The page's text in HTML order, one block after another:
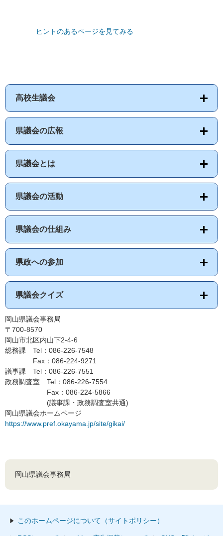
ヒントのあるページを見てみる
高校生議会
県議会の広報
県議会とは
県議会の活動
県議会の仕組み
県政への参加
県議会クイズ
岡山県議会事務局
〒700-8570
岡山市北区内山下2-4-6
総務課 Tel：086-226-7548
Fax：086-224-9271
議事課 Tel：086-226-7551
政務調査室 Tel：086-226-7554
Fax：086-224-5866
(議事課・政務調査室共通)
岡山県議会ホームページ
https://www.pref.okayama.jp/site/gikai/
岡山県議会事務局
このホームページについて（サイトポリシー）